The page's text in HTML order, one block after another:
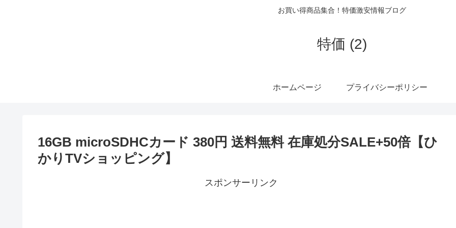
お買い得商品集合！特価激安情報ブログ
特価 (2)
ホームページ プライバシーポリシー
16GB microSDHCカード 380円 送料無料 在庫処分SALE+50倍【ひ
かりTVショッピング】
スポンサーリンク